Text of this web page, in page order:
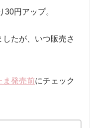
円アップ。
たが、いつ販売さ
ま発売前にチェック